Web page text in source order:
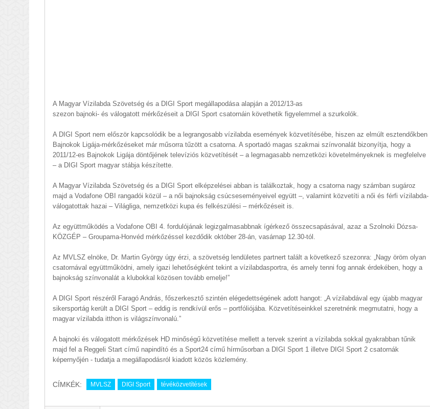
A Magyar Vízilabda Szövetség és a DIGI Sport megállapodása alapján a 2012/13-as
szezon bajnoki- és válogatott mérkőzéseit a DIGI Sport csatornáin követhetik figyelemmel a szurkolók.
A DIGI Sport nem először kapcsolódik be a legrangosabb vízilabda események közvetítésébe, hiszen az elmúlt esztendőkben
Bajnokok Ligája-mérkőzéseket már műsorra tűzött a csatorna. A sportadó magas szakmai színvonalát bizonyítja, hogy a
2011/12-es Bajnokok Ligája döntőjének televíziós közvetítését – a legmagasabb nemzetközi követelményeknek is megfelelve
– a DIGI Sport magyar stábja készítette.
A Magyar Vízilabda Szövetség és a DIGI Sport elképzelései abban is találkoztak, hogy a csatorna nagy számban sugároz
majd a Vodafone OBI rangadói közül – a női bajnokság csúcseseményeivel együtt –, valamint közvetíti a női és férfi vízilabda-
válogatottak hazai – Világliga, nemzetközi kupa és felkészülési – mérkőzéseit is.
Az együttműködés a Vodafone OBI 4. fordulójának legizgalmasabbnak ígérkező összecsapásával, azaz a Szolnoki Dózsa-
KÖZGÉP – Groupama-Honvéd mérkőzéssel kezdődik október 28-án, vasárnap 12.30-tól.
Az MVLSZ elnöke, Dr. Martin György úgy érzi, a szövetség lendületes partnert talált a következő szezonra: „Nagy öröm olyan
csatornával együttműködni, amely igazi lehetőségként tekint a vízilabdasportra, és amely tenni fog annak érdekében, hogy a
bajnokság színvonalát a klubokkal közösen tovább emelje!”
A DIGI Sport részéről Faragó András, főszerkesztő szintén elégedettségének adott hangot: „A vízilabdával egy újabb magyar
sikersportág került a DIGI Sport – eddig is rendkívül erős – portfóliójába. Közvetítéseinkkel szeretnénk megmutatni, hogy a
magyar vízilabda itthon is világszínvonalú.”
A bajnoki és válogatott mérkőzések HD minőségű közvetítése mellett a tervek szerint a vízilabda sokkal gyakrabban tűnik
majd fel a Reggeli Start című napindító és a Sport24 című hírműsorban a DIGI Sport 1 illetve DIGI Sport 2 csatornák
képernyőjén - tudatja a megállapodásról kiadott közös közlemény.
CÍMKÉK: MVLSZ DIGI Sport tévéközvetítések